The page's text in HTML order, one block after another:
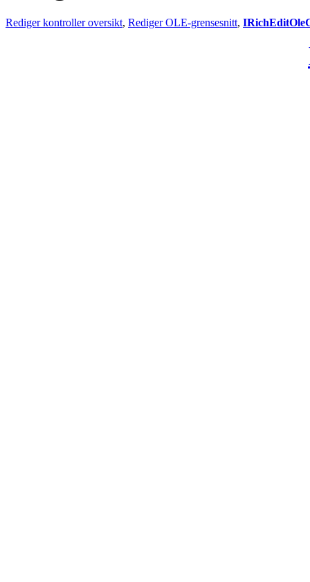
Rediger kontroller oversikt, Rediger OLE-grensesnitt,